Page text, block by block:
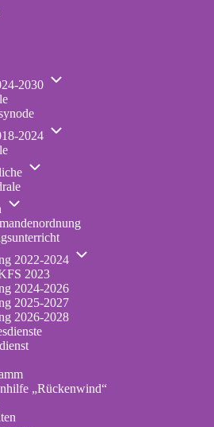
2030
Unternavigation
2030
2024
Unternavigation
Unternavigation
Jugendliche
Unternavigation
Konfirmation
2022-2024
Unternavigation
2023
2024-2026
2025-2027
2026-2028
„Rückenwind“